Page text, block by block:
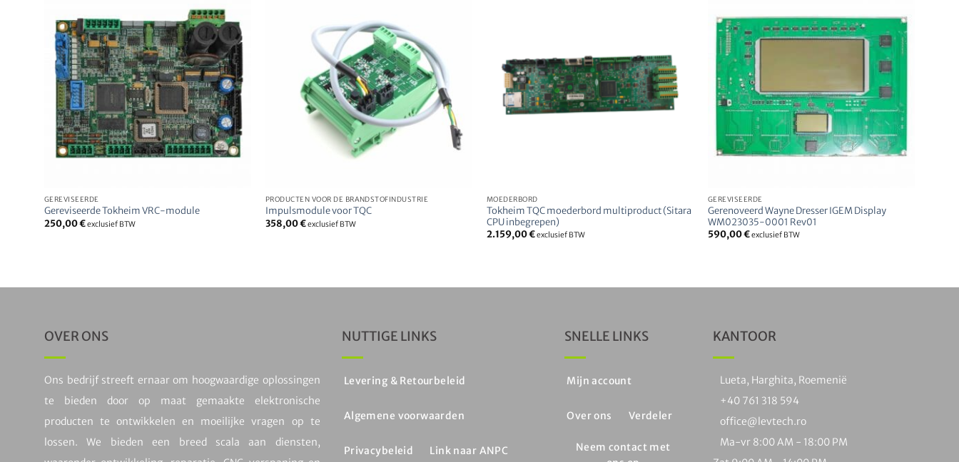
GEREVISEERDE
Gereviseerde Tokheim VRC-module
250,00€exclusief BTW
PRODUCTEN VOOR DE BRANDSTOFINDUSTRIE
Impulsmodule voor TQC
358,00€exclusief BTW
MOEDERBORD
Tokheim TQC moederbord multiproduct (Sitara
CPU inbegrepen)
2.159,00€exclusief BTW
GEREVISEERDE
Gerenoveerd Wayne Dresser IGEM Display
WM023035-0001 Rev01
590,00€exclusief BTW
OVER ONS
Ons bedrijf streeft ernaar om hoogwaardige oplossingen
te bieden door op maat gemaakte elektronische
producten te ontwikkelen en moeilijke vragen op te
lossen. We bieden een breed scala aan diensten,
NUTTIGE LINKS
Levering & Retourbeleid
Algemene voorwaarden
Privacybeleid Link naar ANPC
SNELLE LINKS
Mijn account
Over ons Verdeler
Neem contact met
KANTOOR
Lueta, Harghita, Roemenië
+40 761 318 594
office@levtech.ro
Ma-vr 8:00 AM - 18:00 PM